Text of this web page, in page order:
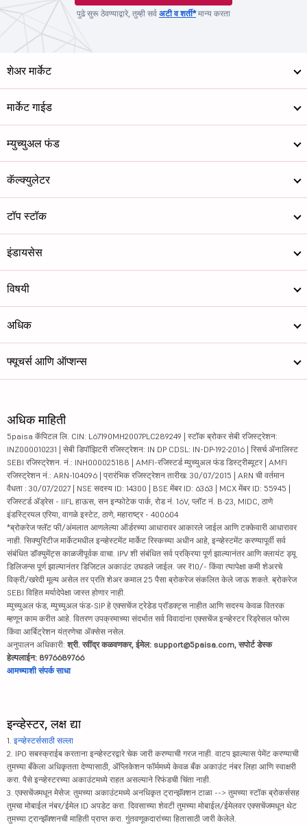
पुढे सुरू ठेवण्याद्वारे, तुम्ही सर्व अटी व शर्ती*मान्य करता
शेअर मार्केट
मार्केट गाईड
म्युच्युअल फंड
कॅल्क्युलेटर
टॉप स्टॉक
इंडायसेस
विषयी
अधिक
फ्यूचर्स आणि ऑप्शन्स
अधिक माहिती
5paisa कॅपिटल लि. CIN: L67190MH2007PLC289249 | स्टॉक ब्रोकर सेबी रजिस्ट्रेशन:
INZ000010231 | सेबी डिपॉझिटरी रजिस्ट्रेशन: IN DP CDSL: IN-DP-192-2016 | रिसर्च ॲनालिस्ट
SEBI रजिस्ट्रेशन. नं.: INH000025188 | AMFI-रजिस्टर्ड म्युच्युअल फंड डिस्ट्रीब्यूटर | AMFI
रजिस्ट्रेशन नं.: ARN-104096 | प्रारंभिक रजिस्ट्रेशन तारीख: 30/07/2015 | ARN ची वर्तमान
वैधता : 30/07/2027 | NSE सदस्य ID: 14300 | BSE मेंबर ID: 6363 | MCX मेंबर ID: 55945 |
रजिस्टर्ड ॲड्रेस - IIFL हाऊस, सन इन्फोटेक पार्क, रोड नं. 16V, प्लॉट नं. B-23, MIDC, ठाणे
इंडस्ट्रियल एरिया, वागळे इस्टेट, ठाणे, महाराष्ट्र - 400604
*ब्रोकरेज फ्लॅट फी/अंमलात आणलेल्या ऑर्डरच्या आधारावर आकारले जाईल आणि टक्केवारी आधारावर
नाही. सिक्युरिटीज मार्केटमधील इन्व्हेस्टमेंट मार्केट रिस्कच्या अधीन आहे, इन्व्हेस्टमेंट करण्यापूर्वी सर्व
संबंधित डॉक्युमेंट्स काळजीपूर्वक वाचा. IPV शी संबंधित सर्व प्रक्रिया पूर्ण झाल्यानंतर आणि क्लायंट ड्यू
डिलिजन्स पूर्ण झाल्यानंतर डिजिटल अकाउंट उघडले जाईल. जर ₹10/- किंवा त्यापेक्षा कमी शेअरचे
विक्री/खरेदी मूल्य असेल तर प्रति शेअर कमाल 25 पैसा ब्रोकरेज संकलित केले जाऊ शकते. ब्रोकरेज
SEBI विहित मर्यादेपेक्षा जास्त होणार नाही.
म्युच्युअल फंड, म्युच्युअल फंड-SIP हे एक्सचेंज ट्रेडेड प्रॉडक्ट्स नाहीत आणि सदस्य केवळ वितरक
म्हणून काम करीत आहे. वितरण उपक्रमाच्या संदर्भात सर्व विवादांना एक्सचेंज इन्व्हेस्टर रिड्रेसल फोरम
किंवा आर्बिट्रेशन यंत्रणेचा ॲक्सेस नसेल.
अनुपालन अधिकारी: श्री. रवींद्र कळवणकर, ईमेल: support@5paisa.com, सपोर्ट डेस्क
हेल्पलाईन: 8976689766
आमच्याशी संपर्क साधा
इन्व्हेस्टर, लक्ष द्या
1. इन्व्हेस्टर्ससाठी सल्ला
2. IPO सबस्क्राईब करताना इन्व्हेस्टरद्वारे चेक जारी करण्याची गरज नाही. वाटप झाल्यास पेमेंट करण्याची
तुमच्या बँकेला अधिकृतता देण्यासाठी, ॲप्लिकेशन फॉर्ममध्ये केवळ बँक अकाउंट नंबर लिहा आणि स्वाक्षरी
करा. पैसे इन्व्हेस्टरच्या अकाउंटमध्ये राहत असल्याने रिफंडची चिंता नाही.
3. एक्सचेंजमधून मेसेज: तुमच्या अकाउंटमध्ये अनधिकृत ट्रान्झॅक्शन टाळा --> तुमच्या स्टॉक ब्रोकर्ससह
तुमचा मोबाईल नंबर/ईमेल ID अपडेट करा. दिवसाच्या शेवटी तुमच्या मोबाईल/ईमेलवर एक्सचेंजमधून थेट
तुमच्या ट्रान्झॅक्शनची माहिती प्राप्त करा. गुंतवणूकदारांच्या हितासाठी जारी केलेले.